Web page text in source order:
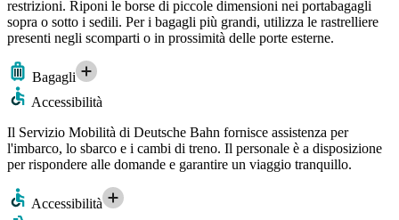
restrizioni. Riponi le borse di piccole dimensioni nei portabagagli
sopra o sotto i sedili. Per i bagagli più grandi, utilizza le rastrelliere
presenti negli scomparti o in prossimità delle porte esterne.
Bagagli
Accessibilità
Il Servizio Mobilità di Deutsche Bahn fornisce assistenza per
l'imbarco, lo sbarco e i cambi di treno. Il personale è a disposizione
per rispondere alle domande e garantire un viaggio tranquillo.
Accessibilità